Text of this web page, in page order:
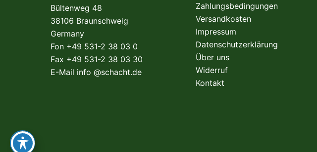
Bültenweg 48
38106 Braunschweig
Germany
Fon +49 531-2 38 03 0
Fax +49 531-2 38 03 30
E-Mail info @schacht.de
Zahlungsbedingungen
Versandkosten
Impressum
Datenschutzerklärung
Über uns
Widerruf
Kontakt